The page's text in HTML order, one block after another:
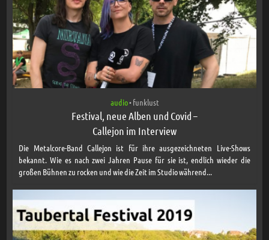
audio• funklust
Festival, neue Alben und Covid –
Callejon im Interview
Die Metalcore-Band Callejon ist für ihre ausgezeichneten Live-Shows
bekannt. Wie es nach zwei Jahren Pause für sie ist, endlich wieder die
großen Bühnen zu rocken und wie die Zeit im Studio während...